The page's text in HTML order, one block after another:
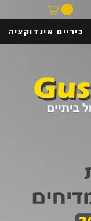
כיריים אינדוקציה